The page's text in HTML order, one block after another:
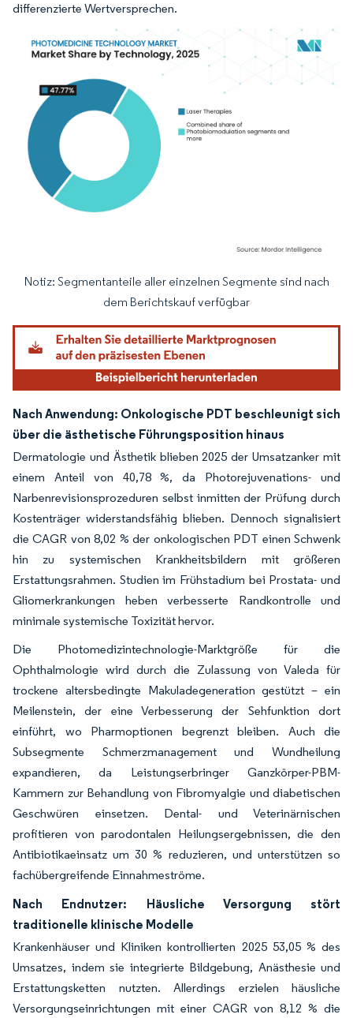
differenzierte Wertversprechen.
Bild © Mordor Intelligence. Wiederverwendung erfordert Namensnennung
Notiz: Segmentanteile aller einzelnen Segmente sind nach
dem Berichtskauf verfügbar
Nach Anwendung: Onkologische PDT beschleunigt sich
über die ästhetische Führungsposition hinaus
Dermatologie und Ästhetik blieben 2025 der Umsatzanker mit
einem Anteil von 40,78 %, da Photorejuvenations- und
Narbenrevisionsprozeduren selbst inmitten der Prüfung durch
Kostenträger widerstandsfähig blieben. Dennoch signalisiert
die CAGR von 8,02 % der onkologischen PDT einen Schwenk
hin zu systemischen Krankheitsbildern mit größeren
Erstattungsrahmen. Studien im Frühstadium bei Prostata- und
Gliomerkrankungen heben verbesserte Randkontrolle und
minimale systemische Toxizität hervor.
Die Photomedizintechnologie-Marktgröße für die
Ophthalmologie wird durch die Zulassung von Valeda für
trockene altersbedingte Makuladegeneration gestützt – ein
Meilenstein, der eine Verbesserung der Sehfunktion dort
einführt, wo Pharmoptionen begrenzt bleiben. Auch die
Subsegmente Schmerzmanagement und Wundheilung
expandieren, da Leistungserbringer Ganzkörper-PBM-
Kammern zur Behandlung von Fibromyalgie und diabetischen
Geschwüren einsetzen. Dental- und Veterinärnischen
profitieren von parodontalen Heilungsergebnissen, die den
Antibiotikaeinsatz um 30 % reduzieren, und unterstützen so
fachübergreifende Einnahmeströme.
Nach Endnutzer: Häusliche Versorgung stört
traditionelle klinische Modelle
Krankenhäuser und Kliniken kontrollierten 2025 53,05 % des
Umsatzes, indem sie integrierte Bildgebung, Anästhesie und
Erstattungsketten nutzten. Allerdings erzielen häusliche
Versorgungseinrichtungen mit einer CAGR von 8,12 % die